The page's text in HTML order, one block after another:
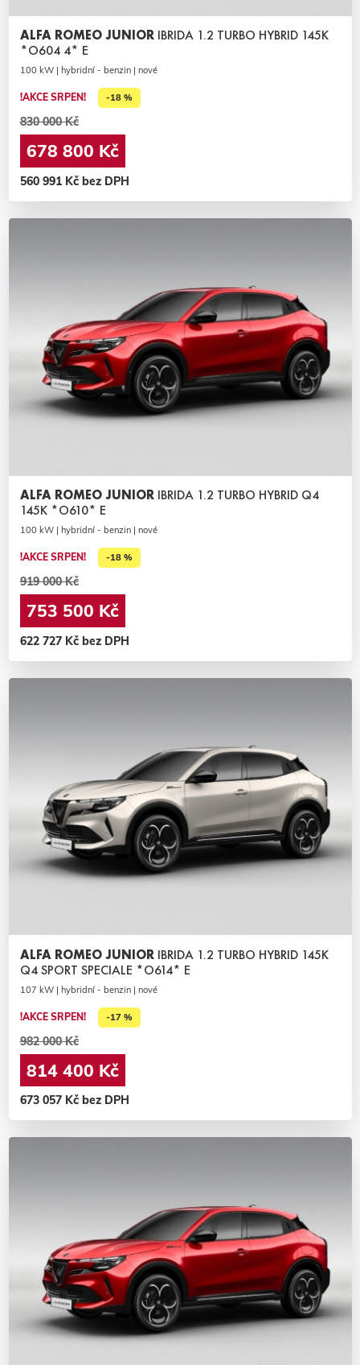
ALFA ROMEO JUNIOR IBRIDA 1.2 TURBO HYBRID 145K
*O604 4* E
100 kW | hybridní - benzin | nové
!AKCE SRPEN! -18 %
830 000 Kč
678 800 Kč
560 991 Kč bez DPH
ALFA ROMEO JUNIOR IBRIDA 1.2 TURBO HYBRID Q4
145K *O610* E
100 kW | hybridní - benzin | nové
!AKCE SRPEN! -18 %
919 000 Kč
753 500 Kč
622 727 Kč bez DPH
ALFA ROMEO JUNIOR IBRIDA 1.2 TURBO HYBRID 145K
Q4 SPORT SPECIALE *O614* E
107 kW | hybridní - benzin | nové
!AKCE SRPEN! -17 %
982 000 Kč
814 400 Kč
673 057 Kč bez DPH